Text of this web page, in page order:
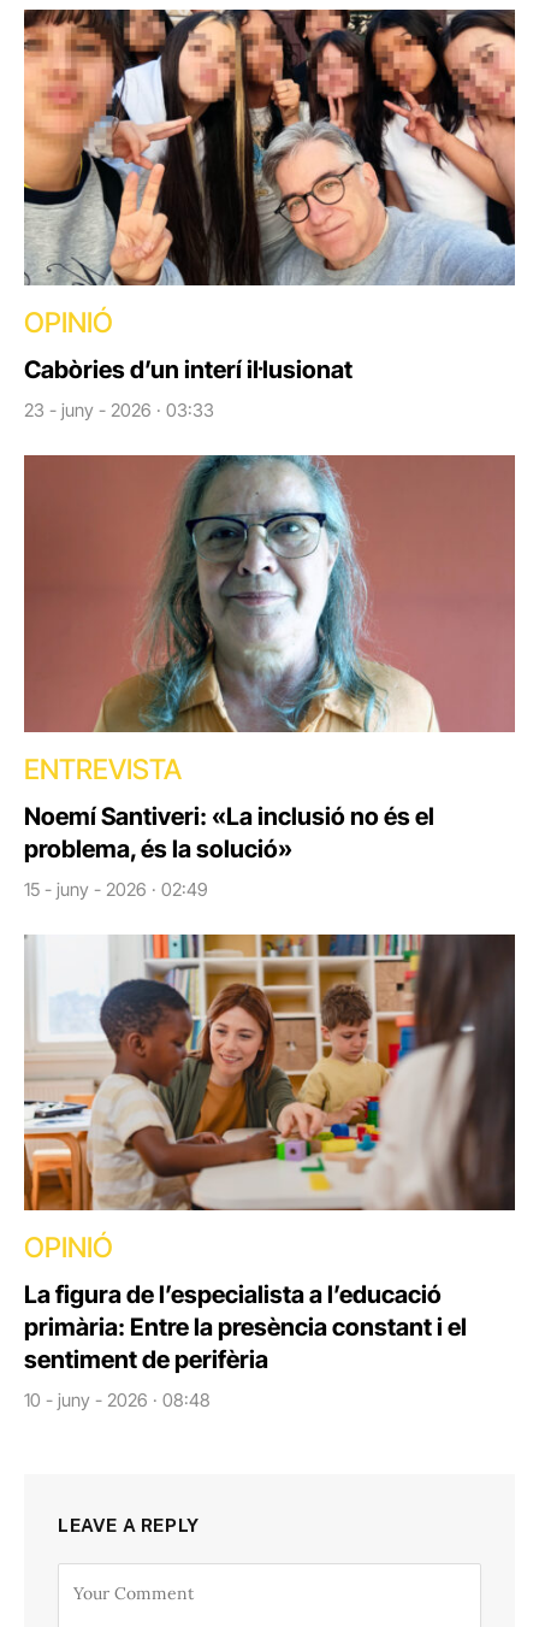
OPINIÓ
Cabòries d’un interí il·lusionat
23 - juny - 2026 · 03:33
ENTREVISTA
Noemí Santiveri: «La inclusió no és el
problema, és la solució»
15 - juny - 2026 · 02:49
OPINIÓ
La figura de l’especialista a l’educació
primària: Entre la presència constant i el
sentiment de perifèria
10 - juny - 2026 · 08:48
LEAVE A REPLY